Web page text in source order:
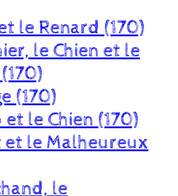
le Renard (170)
le Chien et le
(170)
et le Chien (170)
et le Malheureux
le